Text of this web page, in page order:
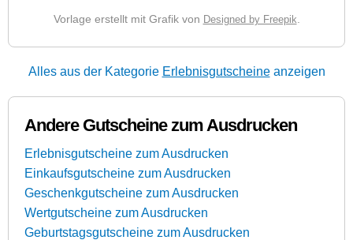
Vorlage erstellt mit Grafik von Designed by Freepik
Alles aus der Kategorie Erlebnisgutscheineanzeigen
Andere Gutscheine zum Ausdrucken
Erlebnisgutscheine zum Ausdrucken
Einkaufsgutscheine zum Ausdrucken
Geschenkgutscheine zum Ausdrucken
Wertgutscheine zum Ausdrucken
Geburtstagsgutscheine zum Ausdrucken